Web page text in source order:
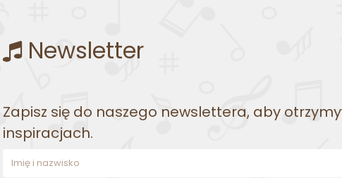
Newsletter
Zapisz się do naszego newslettera, aby
inspiracjach.